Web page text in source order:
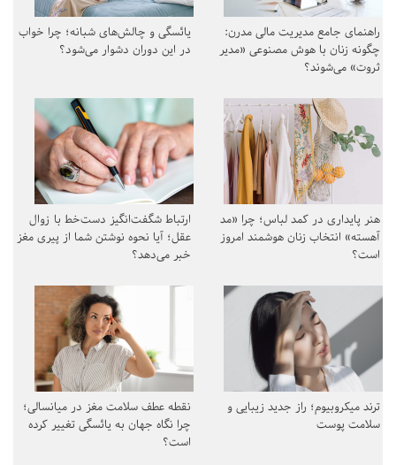
راهنمای جامع مدیریت مالی مدرن:
چگونه زنان با هوش مصنوعی «مدیر
ثروت» می‌شوند؟
یائسگی و چالش‌های شبانه؛ چرا خواب
در این دوران دشوار می‌شود؟
هنر پایداری در کمد لباس؛ چرا «مد
آهسته» انتخاب زنان هوشمند امروز
است؟
ارتباط شگفت‌انگیز دست‌خط با زوال
عقل؛ آیا نحوه نوشتن شما از پیری مغز
خبر می‌دهد؟
ترند میکروبیوم؛ راز جدید زیبایی و
سلامت پوست
نقطه عطف سلامت مغز در میانسالی؛
چرا نگاه جهان به یائسگی تغییر کرده
است؟